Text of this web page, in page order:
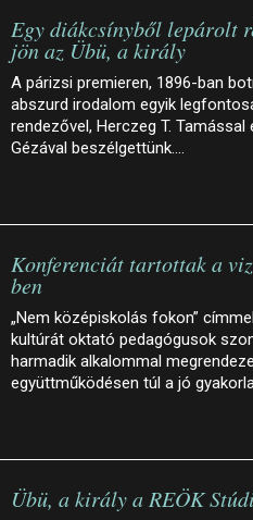
Egy diákcsínyből lepárolt
jön az Übü, a király
A párizsi premieren, 1896-ban
abszurd irodalom egyik
rendezővel, Herczeg T.
Gézával beszélgettünk.…
Konferenciát tartottak a
ben
„Nem középiskolás fokon”
kultúrát oktató pedagógusok
harmadik alkalommal
együttműködésen túl a jó
Übü, a király a REÖK